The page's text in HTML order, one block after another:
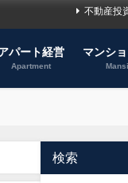
不動産投
パート経営
Apartment
マンシ
検索